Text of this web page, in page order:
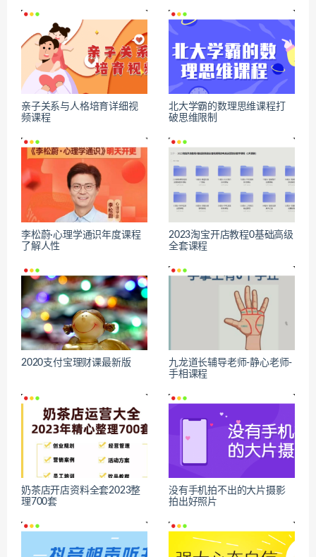
亲子关系与人格培育详细视
频课程
北大学霸的数理思维课程打
破思维限制
李松蔚·心理学通识年度课程
了解人性
2023淘宝开店教程0基础高级
全套课程
2020支付宝理财课最新版
九龙道长辅导老师-静心老师-
手相课程
奶茶店开店资料全套2023整
理700套
没有手机拍不出的大片摄影
拍出好照片